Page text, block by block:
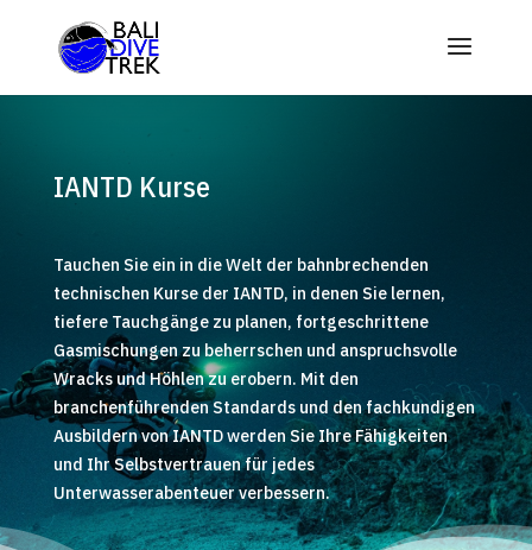
IANTD Kurse
Tauchen Sie ein in die Welt der bahnbrechenden
technischen Kurse der IANTD, in denen Sie lernen,
tiefere Tauchgänge zu planen, fortgeschrittene
Gasmischungen zu beherrschen und anspruchsvolle
Wracks und Höhlen zu erobern. Mit den
branchenführenden Standards und den fachkundigen
Ausbildern von IANTD werden Sie Ihre Fähigkeiten
und Ihr Selbstvertrauen für jedes
Unterwasserabenteuer verbessern.